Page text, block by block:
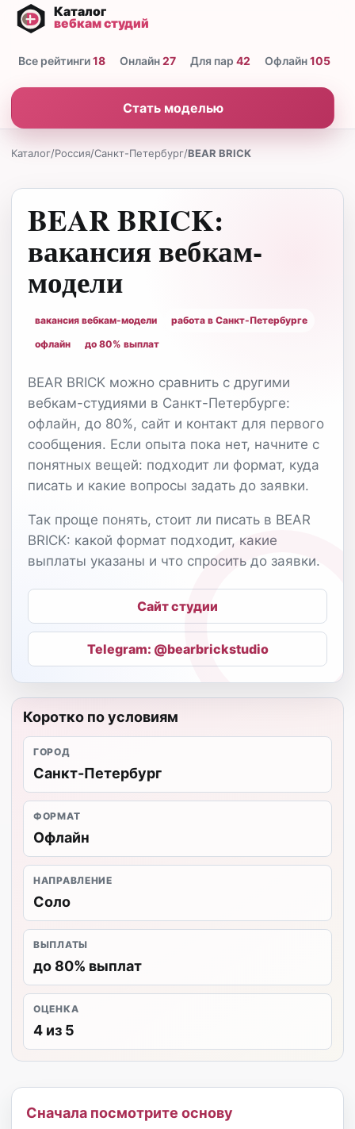
Все рейтинги18 Онлайн27 Для пар 42 Офлайн105
Стать моделью
Каталог/Россия/Санкт-Петербург/BEAR BRICK
BEAR BRICK:
вакансия вебкам-
модели
вакансия вебкам-модели
работа в Санкт-Петербурге
офлайн
до 80% выплат
BEAR BRICK можно сравнить с другими
вебкам-студиями в Санкт-Петербурге:
офлайн, до 80%, сайт и контакт для первого
сообщения. Если опыта пока нет, начните с
понятных вещей: подходит ли формат, куда
писать и какие вопросы задать до заявки.
Так проще понять, стоит ли писать в BEAR
BRICK: какой формат подходит, какие
выплаты указаны и что спросить до заявки.
Сайт студии
Telegram: @bearbrickstudio
Коротко по условиям
ГОРОД
Санкт-Петербург
ФОРМАТ
Офлайн
НАПРАВЛЕНИЕ
Соло
ВЫПЛАТЫ
до 80% выплат
ОЦЕНКА
4 из 5
Сначала посмотрите основу